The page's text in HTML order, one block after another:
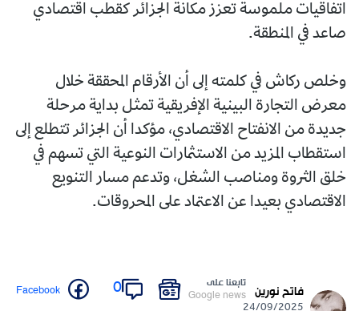
اتفاقيات ملموسة تعزز مكانة الجزائر كقطب اقتصادي
صاعد في المنطقة.
وخلص ركاش في كلمته إلى أن الأرقام المحققة خلال
معرض التجارة البينية الإفريقية تمثل بداية مرحلة
جديدة من الانفتاح الاقتصادي، مؤكدا أن الجزائر تتطلع إلى
استقطاب المزيد من الاستثمارات النوعية التي تسهم في
خلق الثروة ومناصب الشغل، وتدعم مسار التنويع
الاقتصادي بعيدا عن الاعتماد على المحروقات.
فاتح نورين تابعنا على
Google news
0
Facebook